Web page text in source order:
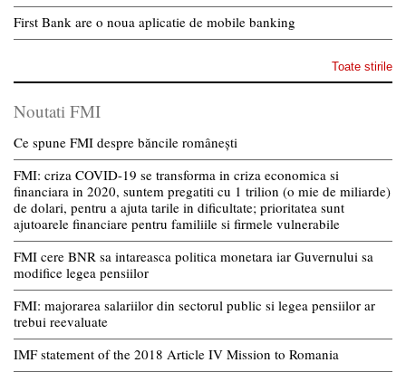
First Bank are o noua aplicatie de mobile banking
Toate stirile
Noutati FMI
Ce spune FMI despre băncile românești
FMI: criza COVID-19 se transforma in criza economica si
financiara in 2020, suntem pregatiti cu 1 trilion (o mie de miliarde)
de dolari, pentru a ajuta tarile in dificultate; prioritatea sunt
ajutoarele financiare pentru familiile si firmele vulnerabile
FMI cere BNR sa intareasca politica monetara iar Guvernului sa
modifice legea pensiilor
FMI: majorarea salariilor din sectorul public si legea pensiilor ar
trebui reevaluate
IMF statement of the 2018 Article IV Mission to Romania